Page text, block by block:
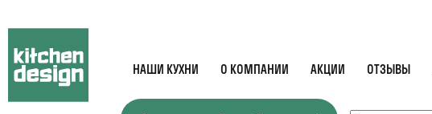
НАШИ КУХНИ О КОМПАНИИ АКЦИИ ОТЗЫВЫ